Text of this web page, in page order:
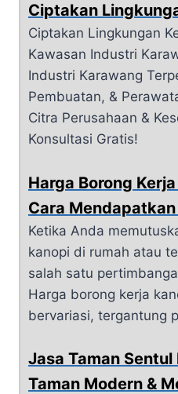
Ciptakan
Ciptakan Lingkungan
Kawasan Industri
Industri Karawang
Pembuatan, &
Citra Perusahaan &
Konsultasi Gratis!
Harga Borong
Cara
Ketika Anda
kanopi di rumah atau
salah satu
Harga borong kerja
bervariasi, tergantung
Jasa Taman
Taman Modern &